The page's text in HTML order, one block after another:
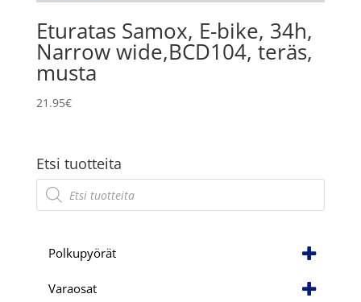
Eturatas Samox, E-bike, 34h,
Narrow wide,BCD104, teräs,
musta
21.95€
Etsi tuotteita
Products
search
Polkupyörät
Varaosat